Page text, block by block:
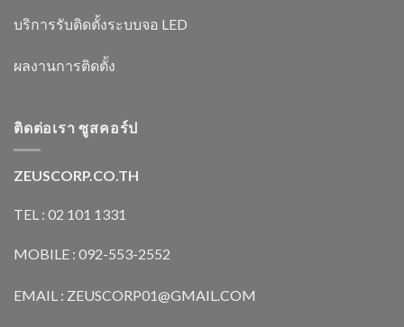
บริการรับติดตั้งระบบจอ LED
ผลงานการติดตั้ง
ติดต่อเรา ซูสคอร์ป
ZEUSCORP.CO.TH
TEL : 02 101 1331
MOBILE : 092-553-2552
EMAIL : ZEUSCORP01@GMAIL.COM